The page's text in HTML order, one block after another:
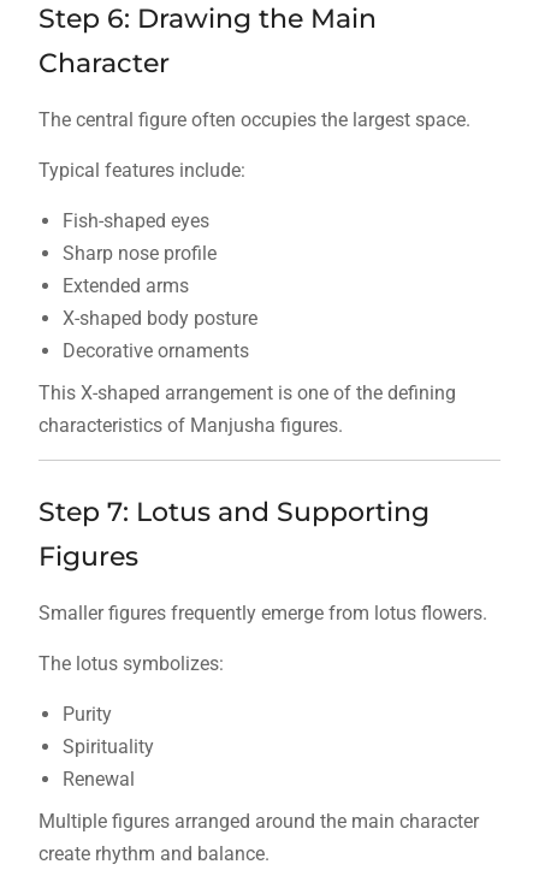
Step 6: Drawing the Main
Character
The central figure often occupies the largest space.
Typical features include:
Fish-shaped eyes
Sharp nose profile
Extended arms
X-shaped body posture
Decorative ornaments
This X-shaped arrangement is one of the defining
characteristics of Manjusha figures.
Step 7: Lotus and Supporting
Figures
Smaller figures frequently emerge from lotus flowers.
The lotus symbolizes:
Purity
Spirituality
Renewal
Multiple figures arranged around the main character
create rhythm and balance.